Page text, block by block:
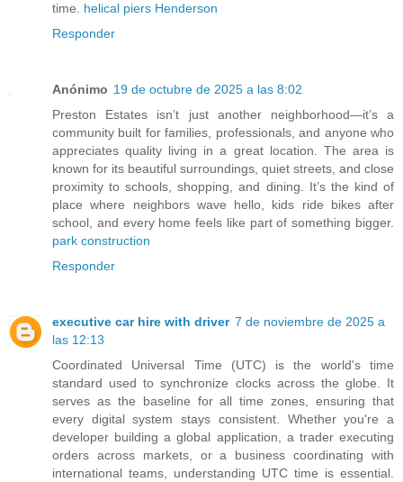
time. helical piers Henderson
Responder
Anónimo 19 de octubre de 2025 a las 8:02
Preston Estates isn’t just another neighborhood—it’s a
community built for families, professionals, and anyone who
appreciates quality living in a great location. The area is
known for its beautiful surroundings, quiet streets, and close
proximity to schools, shopping, and dining. It’s the kind of
place where neighbors wave hello, kids ride bikes after
school, and every home feels like part of something bigger.
park construction
Responder
executive car hire with driver 7 de noviembre de 2025 a
las 12:13
Coordinated Universal Time (UTC) is the world's time
standard used to synchronize clocks across the globe. It
serves as the baseline for all time zones, ensuring that
every digital system stays consistent. Whether you're a
developer building a global application, a trader executing
orders across markets, or a business coordinating with
international teams, understanding UTC time is essential.